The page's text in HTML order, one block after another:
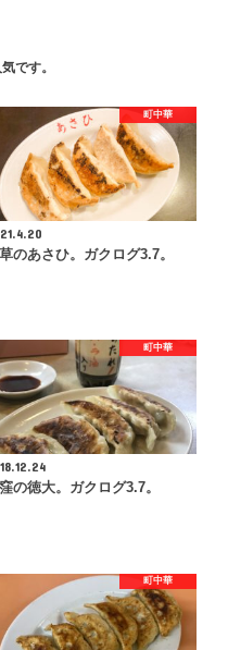
です。
町中華
のあさひ。ガクログ3.7。
町中華
の徳大。ガクログ3.7。
町中華